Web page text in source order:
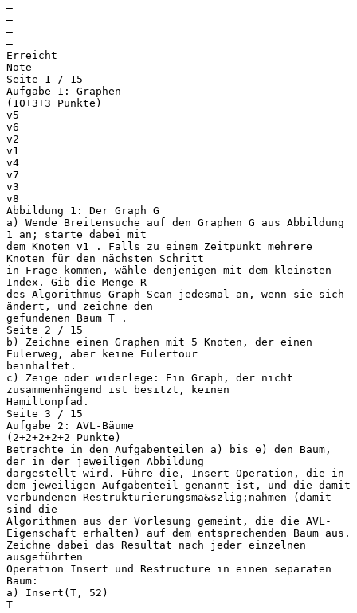
—
—
—
—
Erreicht
Note
Seite 1 / 15
Aufgabe 1: Graphen
(10+3+3 Punkte)
v5
v6
v2
v1
v4
v7
v3
v8
Abbildung 1: Der Graph G
a) Wende Breitensuche auf den Graphen G aus Abbildung
1 an; starte dabei mit
dem Knoten v1 . Falls zu einem Zeitpunkt mehrere
Knoten für den nächsten Schritt
in Frage kommen, wähle denjenigen mit dem kleinsten
Index. Gib die Menge R
des Algorithmus Graph-Scan jedesmal an, wenn sie sich
ändert, und zeichne den
gefundenen Baum T .
Seite 2 / 15
b) Zeichne einen Graphen mit 5 Knoten, der einen
Eulerweg, aber keine Eulertour
beinhaltet.
c) Zeige oder widerlege: Ein Graph, der nicht
zusammenhängend ist besitzt, keinen
Hamiltonpfad.
Seite 3 / 15
Aufgabe 2: AVL-Bäume
(2+2+2+2+2 Punkte)
Betrachte in den Aufgabenteilen a) bis e) den Baum,
der in der jeweiligen Abbildung
dargestellt wird. Führe die, Insert-Operation, die in
dem jeweiligen Aufgabenteil genannt ist, und die damit
verbundenen Restrukturierungsma&szlig;nahmen (damit
sind die
Algorithmen aus der Vorlesung gemeint, die die AVL-
Eigenschaft erhalten) auf dem entsprechenden Baum aus.
Zeichne dabei das Resultat nach jeder einzelnen
ausgeführten
Operation Insert und Restructure in einen separaten
Baum:
a) Insert(T, 52)
T